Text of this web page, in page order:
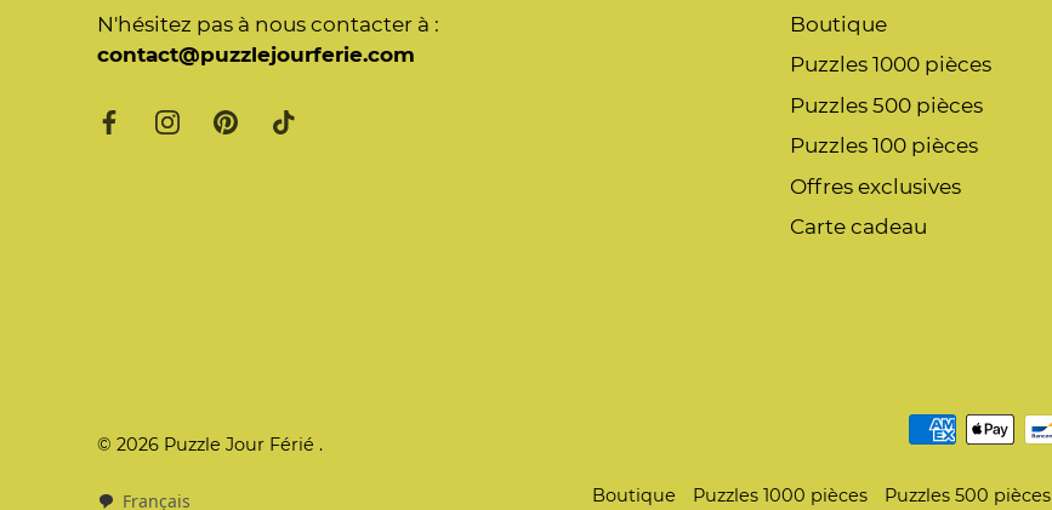
N'hésitez pas à nous contacter à :
contact@puzzlejourferie.com
Boutique
Puzzles 1000 pièces
Puzzles 500 pièces
Puzzles 100 pièces
Offres exclusives
Carte cadeau
Boutique Puzzles 1000 pièces Puzzles 500 pièces
© 2026 Puzzle Jour Férié .
Français